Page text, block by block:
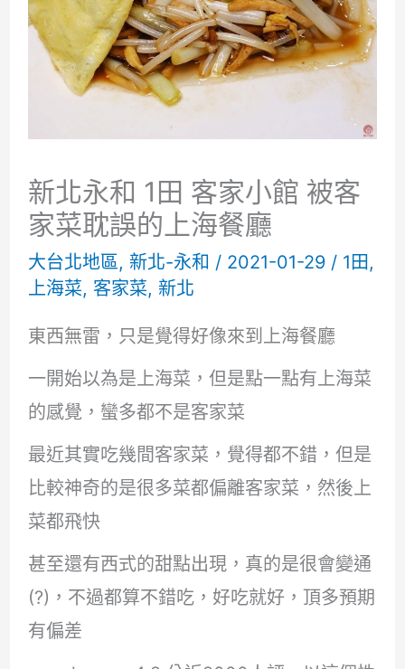
新北永和 1田 客家小館 被客
家菜耽誤的上海餐廳
大台北地區, 新北-永和 / 2021-01-29 / 1田 ,
上海菜, 客家菜, 新北
東西無雷，只是覺得好像來到上海餐廳
一開始以為是上海菜，但是點一點有上海菜
的感覺，蠻多都不是客家菜
最近其實吃幾間客家菜，覺得都不錯，但是
比較神奇的是很多菜都偏離客家菜，然後上
菜都飛快
甚至還有西式的甜點出現，真的是很會變通
(?)，不過都算不錯吃，好吃就好，頂多預期
有偏差